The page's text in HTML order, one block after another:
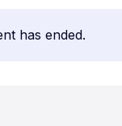
has ended.